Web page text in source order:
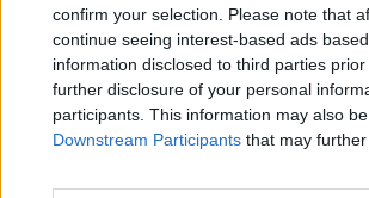
confirm your selection. Please note that
continue seeing interest-based ads
information disclosed to third parties
further disclosure of your personal
participants. This information may also
Downstream Participants that may
CBA w ministerstwie. Hennig-
czas rozliczeń
21.04.2026